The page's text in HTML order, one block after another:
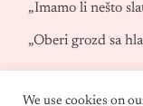
„Imamo li nešto
„Oberi grozd sa
We use cookies on